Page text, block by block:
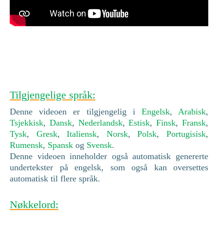
Tilgjengelige språk:
Denne videoen er tilgjengelig i Engelsk, Arabisk,
Tsjekkisk, Dansk, Nederlandsk,Estisk,Finsk,Fransk,
Tysk, Gresk,Italiensk, Norsk,Polsk,Portugisisk,
Rumensk, Spansk og Svensk.
Denne videoen inneholder også automatisk genererte
undertekster på engelsk, som også kan oversettes
automatisk til flere språk.
Nøkkelord: